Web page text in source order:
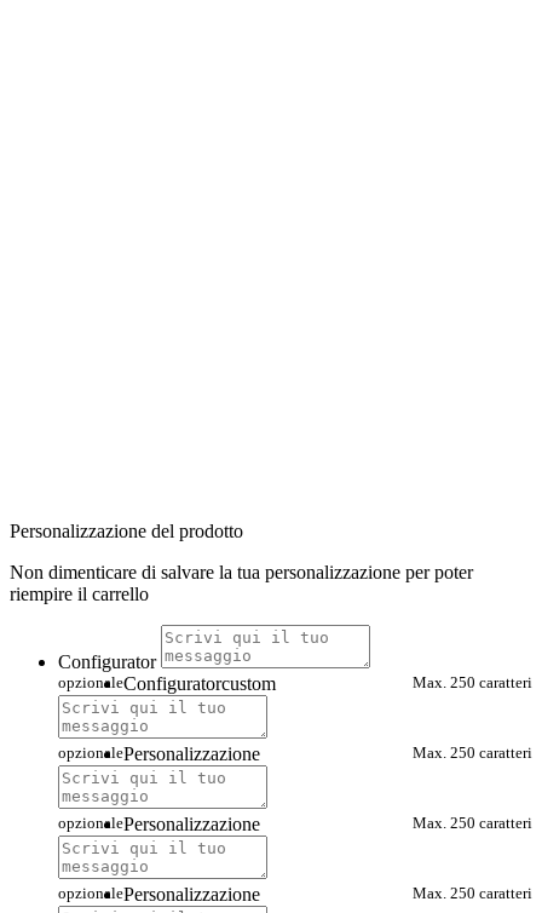
Personalizzazione del prodotto
Non dimenticare di salvare la tua personalizzazione per poter
riempire il carrello
Configurator
opzionale Max. 250 caratteri
Configuratorcustom
opzionale Max. 250 caratteri
Personalizzazione
opzionale Max. 250 caratteri
Personalizzazione
opzionale Max. 250 caratteri
Personalizzazione